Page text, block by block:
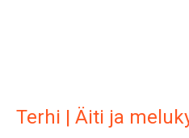
Terhi | Äiti ja